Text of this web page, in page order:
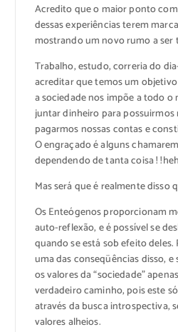
Acredito que o maior ponto
dessas experiências terem
mostrando um novo rumo a ser
Trabalho, estudo, correria do
acreditar que temos um
a sociedade nos impõe a todo
juntar dinheiro para possuirmos
pagarmos nossas contas e
O engraçado é alguns
dependendo de tanta coisa !
Mas será que é realmente disso
Os Enteógenos proporcionam
auto-reflexão, e é possível se
quando se está sob efeito deles.
uma das conseqüências disso, e
os valores da “sociedade”
verdadeiro caminho, pois este
através da busca introspectiva,
valores alheios.